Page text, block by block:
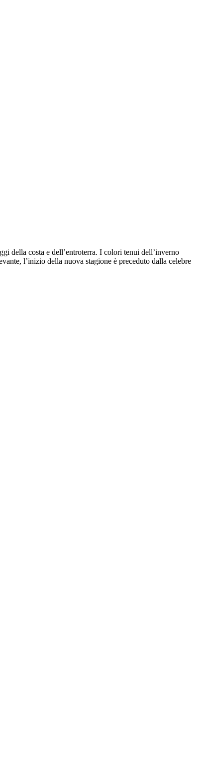
della costa e dell’entroterra. I colori tenui dell’inverno
l’inizio della nuova stagione è preceduto dalla celebre